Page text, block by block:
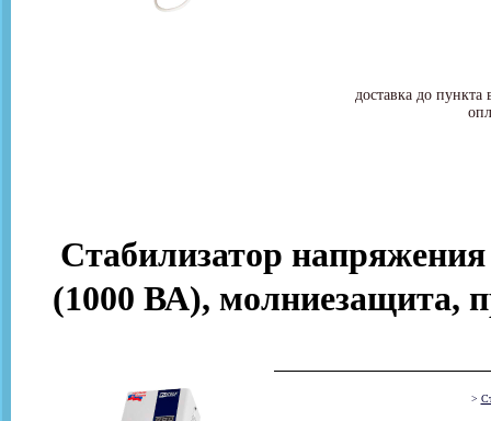
доставка до
Стабилизатор
(1000 ВА), молниезащита,
>